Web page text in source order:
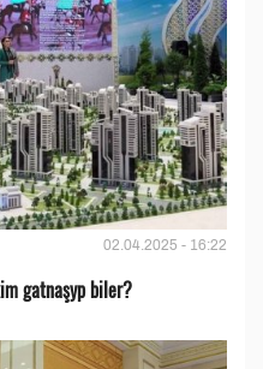
02.04.2025 - 16:22
gatnaşyp biler?